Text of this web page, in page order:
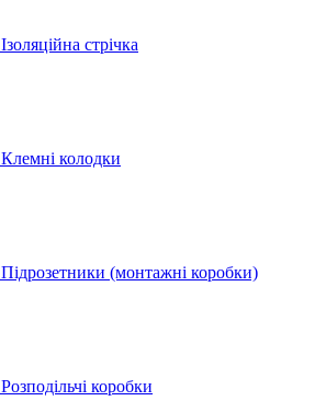
Ізоляційна стрічка
Клемні колодки
Підрозетники (монтажні коробки)
Розподільчі коробки